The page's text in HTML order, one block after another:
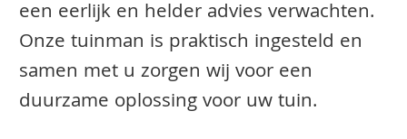
een eerlijk en helder advies verwachten.
Onze tuinman is praktisch ingesteld en
samen met u zorgen wij voor een
duurzame oplossing voor uw tuin.